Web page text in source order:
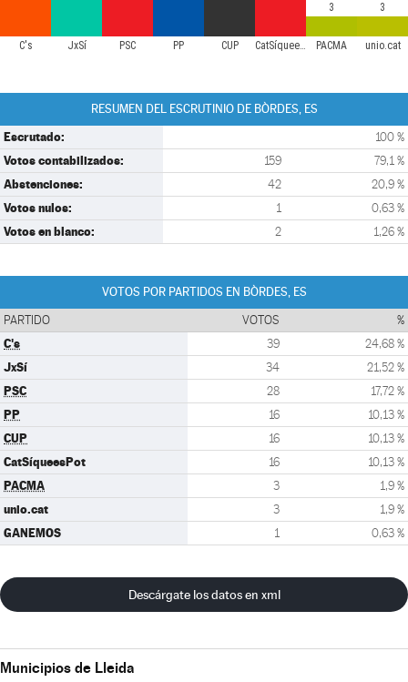
C's JxSí PSC PP CUP CatSíqueesPot PACMA unio.cat
3 3
RESUMEN DEL ESCRUTINIO DE BÒRDES, ES
Escrutado: 100 %
Votos contabilizados: 159 79,1 %
Abstenciones: 42 20,9 %
Votos nulos: 1 0,63 %
Votos en blanco: 2 1,26 %
VOTOS POR PARTIDOS EN BÒRDES, ES
PARTIDO VOTOS %
C's 39 24,68 %
JxSí 34 21,52 %
PSC 28 17,72 %
PP 16 10,13 %
CUP 16 10,13 %
CatSíqueesPot 16 10,13 %
PACMA 3 1,9 %
unio.cat 3 1,9 %
GANEMOS 1 0,63 %
Descárgate los datos en xml
Municipios de Lleida